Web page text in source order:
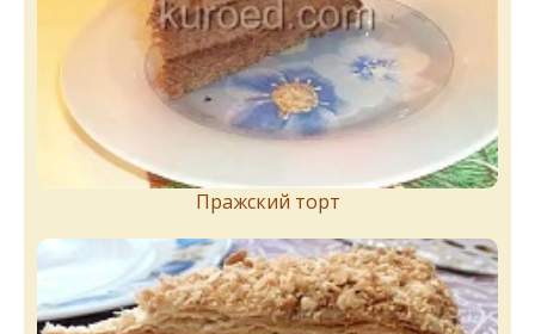
Пражский торт